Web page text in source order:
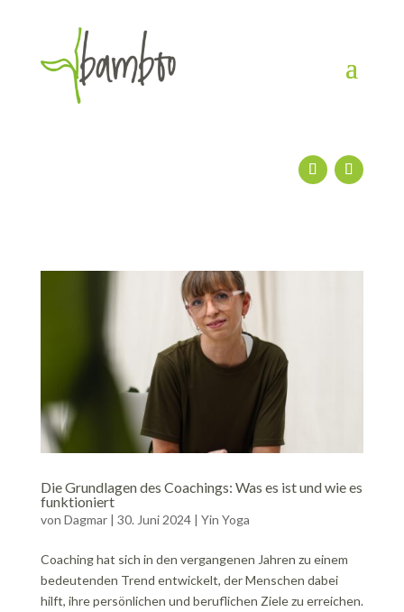
Die Grundlagen des Coachings: Was es ist und wie es
funktioniert
von Dagmar| 30. Juni 2024| Yin Yoga
Coaching hat sich in den vergangenen Jahren zu einem
bedeutenden Trend entwickelt, der Menschen dabei
hilft, ihre persönlichen und beruflichen Ziele zu erreichen.